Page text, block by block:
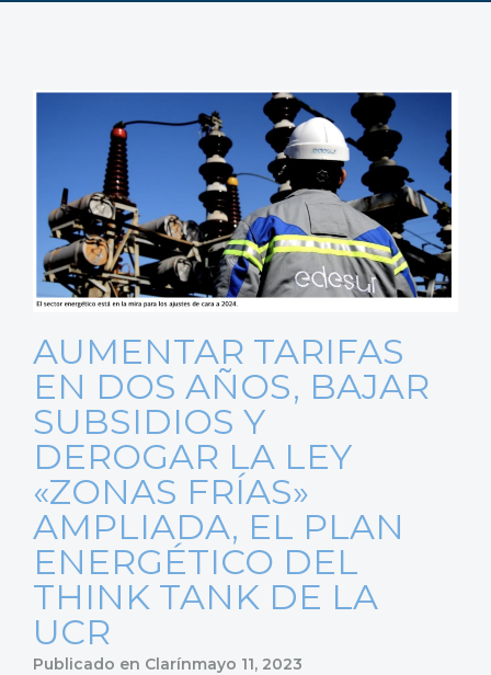
AUMENTAR TARIFAS
EN DOS AÑOS, BAJAR
SUBSIDIOS Y
DEROGAR LA LEY
«ZONAS FRÍAS»
AMPLIADA, EL PLAN
ENERGÉTICO DEL
THINK TANK DE LA
UCR
Publicado en Clarínmayo 11, 2023